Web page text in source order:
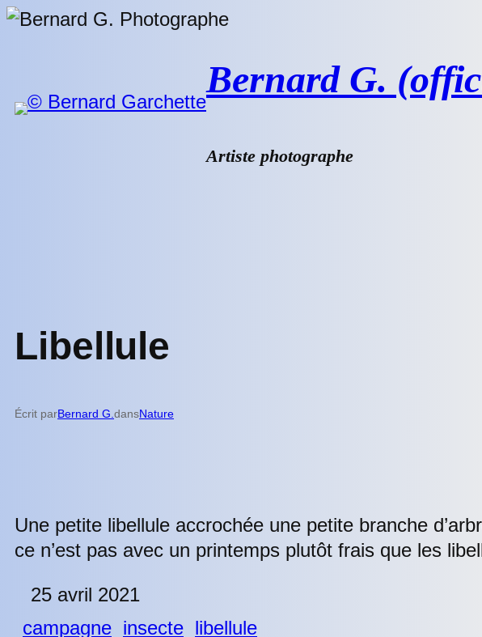
Aller
Bernard G.
Artiste photographe
Libellule
Écrit parBernard G. dansNature
Une petite libellule accrochée une petite branche
ce n’est pas avec un printemps plutôt frais que les
25 avril 2021
campagne insecte libellule